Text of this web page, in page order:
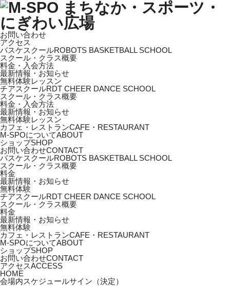
お問い合わせ
アクセス
バスケスクールROBOTS BASKETBALL SCHOOL
スクール・クラス概要
料金・入会方法
最新情報・お知らせ
無料体験レッスン
チアスクールRDT CHEER DANCE SCHOOL
スクール・クラス概要
料金・入会方法
最新情報・お知らせ
無料体験レッスン
カフェ・レストランCAFE・RESTAURANT
M-SPOについてABOUT
ショップSHOP
お問い合わせCONTACT
バスケスクールROBOTS BASKETBALL SCHOOL
スクール・クラス概要
料金
最新情報・お知らせ
無料体験
チアスクールRDT CHEER DANCE SCHOOL
スクール・クラス概要
料金
最新情報・お知らせ
無料体験
カフェ・レストランCAFE・RESTAURANT
M-SPOについてABOUT
ショップSHOP
お問い合わせCONTACT
アクセスACCESS
HOME
会場内スケジュールサイン（決定）